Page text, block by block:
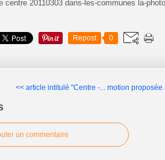
Repost 0
<< article intitulé "Centre -... motion proposée
un commentaire